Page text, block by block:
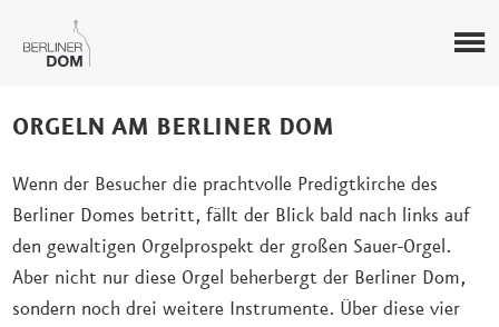
ORGELN AM BERLINER DOM
Wenn der Besucher die prachtvolle Predigtkirche des
Berliner Domes betritt, fällt der Blick bald nach links auf
den gewaltigen Orgelprospekt der großen Sauer-Orgel.
Aber nicht nur diese Orgel beherbergt der Berliner Dom,
sondern noch drei weitere Instrumente. Über diese vier